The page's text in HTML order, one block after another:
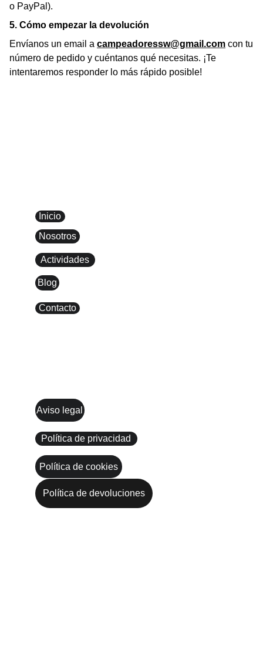
o PayPal).
5. Cómo empezar la devolución
Envíanos un email a campeadoressw@gmail.com con tu
número de pedido y cuéntanos qué necesitas. ¡Te
intentaremos responder lo más rápido posible!
Aviso legal
Política de privacidad
Política de cookies
Inicio
Nosotros
Actividades
Blog
Contacto
Política de devoluciones